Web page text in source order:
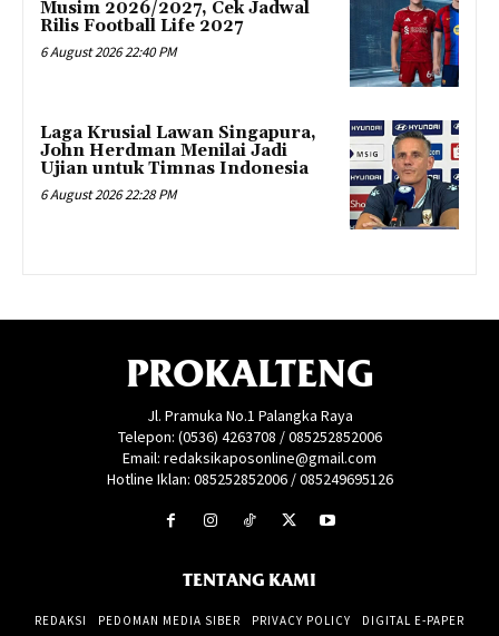
Musim 2026/2027, Cek Jadwal
Rilis Football Life 2027
6 August 2026 22:40 PM
Laga Krusial Lawan Singapura,
John Herdman Menilai Jadi
Ujian untuk Timnas Indonesia
6 August 2026 22:28 PM
PROKALTENG
Jl. Pramuka No.1 Palangka Raya
Telepon: (0536) 4263708 / 085252852006
Email: redaksikaposonline@gmail.com
Hotline Iklan: 085252852006 / 085249695126
TENTANG KAMI
REDAKSI PEDOMAN MEDIA SIBER PRIVACY POLICY DIGITAL E-PAPER